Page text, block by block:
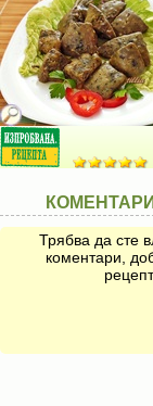
КОМЕНТАРИ
Трябва да сте
коментари,